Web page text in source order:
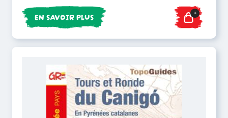
EN SAVOIR PLUS +